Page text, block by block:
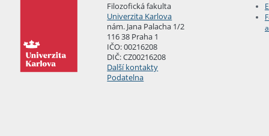
Filozofická fakulta
Univerzita Karlova
nám. Jana Palacha 1/2
116 38 Praha 1
IČO: 00216208
DIČ: CZ00216208
Další kontakty
Podatelna